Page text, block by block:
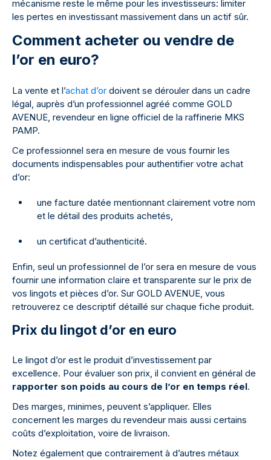
mécanisme reste le même pour les investisseurs: limiter
les pertes en investissant massivement dans un actif sûr.
Comment acheter ou vendre de
l’or en euro?
La vente et l’achat d’or doivent se dérouler dans un cadre
légal, auprès d’un professionnel agréé comme GOLD
AVENUE, revendeur en ligne officiel de la raffinerie MKS
PAMP.
Ce professionnel sera en mesure de vous fournir les
documents indispensables pour authentifier votre achat
d’or:
une facture datée mentionnant clairement votre nom
et le détail des produits achetés,
un certificat d’authenticité.
Enfin, seul un professionnel de l’or sera en mesure de vous
fournir une information claire et transparente sur le prix de
vos lingots et pièces d’or. Sur GOLD AVENUE, vous
retrouverez ce descriptif détaillé sur chaque fiche produit.
Prix du lingot d’or en euro
Le lingot d’or est le produit d’investissement par
excellence. Pour évaluer son prix, il convient en général de
rapporter son poids au cours de l’or en temps réel.
Des marges, minimes, peuvent s’appliquer. Elles
concernent les marges du revendeur mais aussi certains
coûts d’exploitation, voire de livraison.
Notez également que contrairement à d’autres métaux